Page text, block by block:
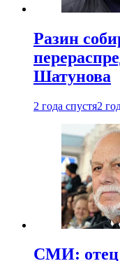
Разин
Шатунова
2 года спустя2
СМИ: отец